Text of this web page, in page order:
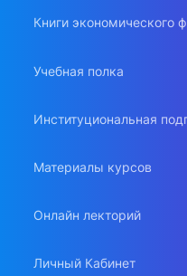
Книги экономического
Учебная полка
Институциональная
Материалы курсов
Онлайн лекторий
Личный Кабинет